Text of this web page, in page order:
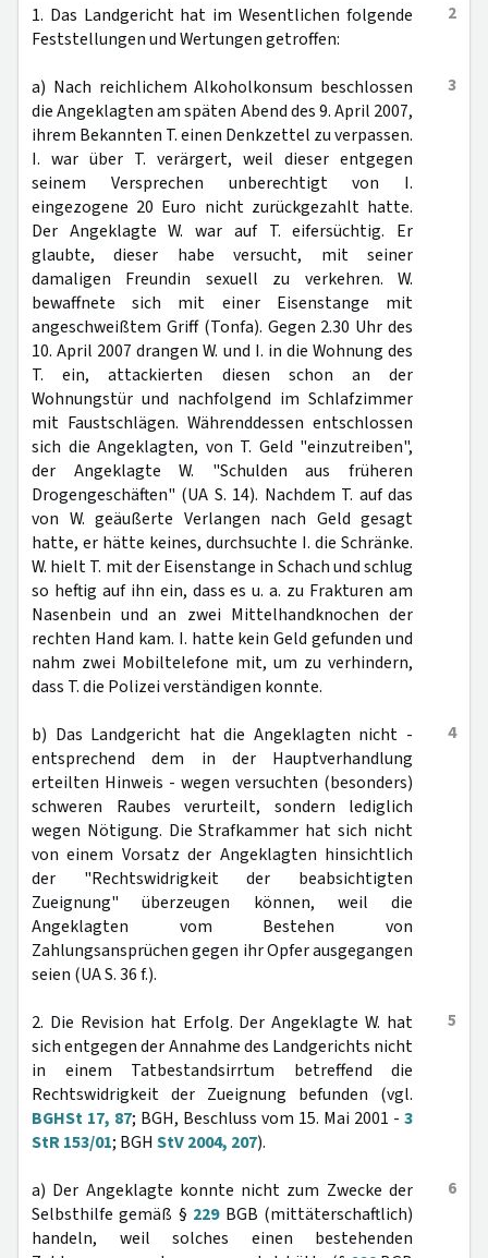
2
1. Das Landgericht hat im Wesentlichen folgende
Feststellungen und Wertungen getroffen:
3
a) Nach reichlichem Alkoholkonsum beschlossen
die Angeklagten am späten Abend des 9. April 2007,
ihrem Bekannten T. einen Denkzettel zu verpassen.
I. war über T. verärgert, weil dieser entgegen
seinem Versprechen unberechtigt von I.
eingezogene 20 Euro nicht zurückgezahlt hatte.
Der Angeklagte W. war auf T. eifersüchtig. Er
glaubte, dieser habe versucht, mit seiner
damaligen Freundin sexuell zu verkehren. W.
bewaffnete sich mit einer Eisenstange mit
angeschweißtem Griff (Tonfa). Gegen 2.30 Uhr des
10. April 2007 drangen W. und I. in die Wohnung des
T. ein, attackierten diesen schon an der
Wohnungstür und nachfolgend im Schlafzimmer
mit Faustschlägen. Währenddessen entschlossen
sich die Angeklagten, von T. Geld "einzutreiben",
der Angeklagte W. "Schulden aus früheren
Drogengeschäften" (UA S. 14). Nachdem T. auf das
von W. geäußerte Verlangen nach Geld gesagt
hatte, er hätte keines, durchsuchte I. die Schränke.
W. hielt T. mit der Eisenstange in Schach und schlug
so heftig auf ihn ein, dass es u. a. zu Frakturen am
Nasenbein und an zwei Mittelhandknochen der
rechten Hand kam. I. hatte kein Geld gefunden und
nahm zwei Mobiltelefone mit, um zu verhindern,
dass T. die Polizei verständigen konnte.
4
b) Das Landgericht hat die Angeklagten nicht -
entsprechend dem in der Hauptverhandlung
erteilten Hinweis - wegen versuchten (besonders)
schweren Raubes verurteilt, sondern lediglich
wegen Nötigung. Die Strafkammer hat sich nicht
von einem Vorsatz der Angeklagten hinsichtlich
der "Rechtswidrigkeit der beabsichtigten
Zueignung" überzeugen können, weil die
Angeklagten vom Bestehen von
Zahlungsansprüchen gegen ihr Opfer ausgegangen
seien (UA S. 36 f.).
5
2. Die Revision hat Erfolg. Der Angeklagte W. hat
sich entgegen der Annahme des Landgerichts nicht
in einem Tatbestandsirrtum betreffend die
Rechtswidrigkeit der Zueignung befunden (vgl.
BGHSt 17, 87; BGH, Beschluss vom 15. Mai 2001 - 3
StR 153/01; BGH StV 2004, 207).
6
a) Der Angeklagte konnte nicht zum Zwecke der
Selbsthilfe gemäß § 229BGB (mittäterschaftlich)
handeln, weil solches einen bestehenden